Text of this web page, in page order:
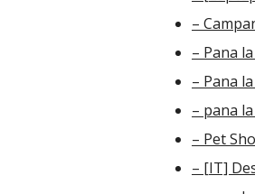
–
– Pana
– Pana
– pana
– Pet
– [IT]